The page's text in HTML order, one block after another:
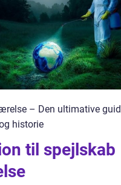
– Den ultimative
historie
til spejlskab